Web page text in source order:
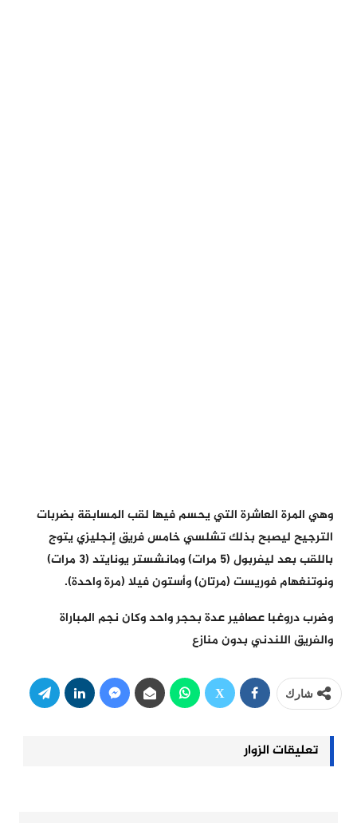
وهي المرة العاشرة التي يحسم فيها لقب المسابقة بضربات
الترجيح ليصبح بذلك تشلسي خامس فريق إنجليزي يتوج
باللقب بعد ليفربول (5 مرات) ومانشستر يونايتد (3 مرات)
ونوتنغهام فوريست (مرتان) وأستون فيلا (مرة واحدة).
وضرب دروغبا عصافير عدة بحجر واحد وكان نجم المباراة
والفريق اللندني بدون منازع
شارك
تعليقات الزوار